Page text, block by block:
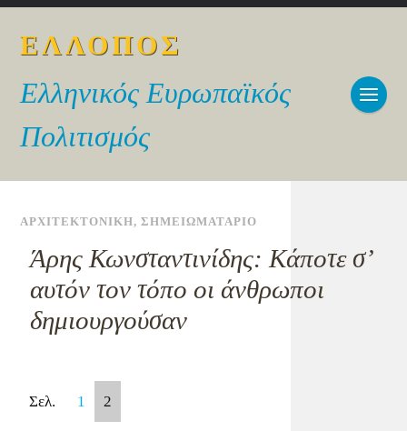
ΕΛΛΟΠΟΣ
Ελληνικός Ευρωπαϊκός
Πολιτισμός
ΑΡΧΙΤΕΚΤΟΝΙΚΗ,ΣΗΜΕΙΩΜΑΤΑΡΙΟ
Άρης Κωνσταντινίδης: Kάποτε σ’
αυτόν τον τόπο οι άνθρωποι
δημιουργούσαν
Σελ. 1 2